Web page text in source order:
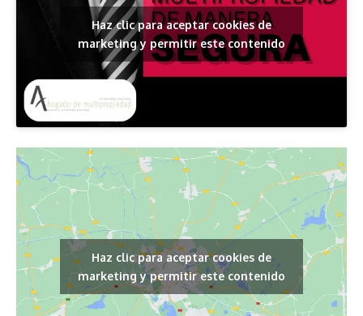
Haz clic para aceptar cookies de
marketing y permitir este contenido
Haz clic para aceptar cookies de
marketing y permitir este contenido